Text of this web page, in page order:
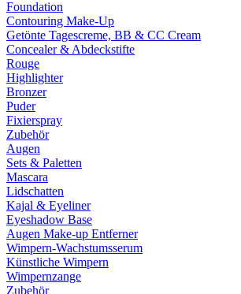
Foundation
Contouring Make-Up
Getönte Tagescreme, BB & CC Cream
Concealer & Abdeckstifte
Rouge
Highlighter
Bronzer
Puder
Fixierspray
Zubehör
Augen
Sets & Paletten
Mascara
Lidschatten
Kajal & Eyeliner
Eyeshadow Base
Augen Make-up Entferner
Wimpern-Wachstumsserum
Künstliche Wimpern
Wimpernzange
Zubehör